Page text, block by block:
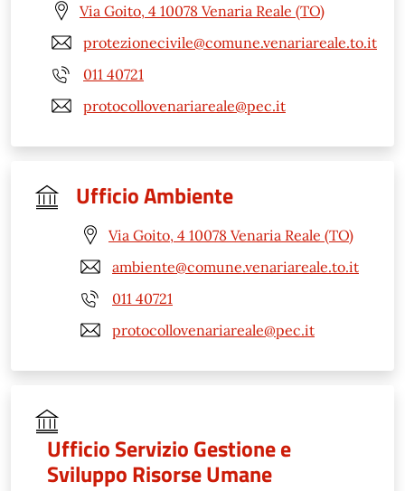
Via Goito, 4 10078 Venaria Reale (TO)
protezionecivile@comune.venariareale.to.it
011 40721
protocollovenariareale@pec.it
Ufficio Ambiente
Via Goito, 4 10078 Venaria Reale (TO)
ambiente@comune.venariareale.to.it
011 40721
protocollovenariareale@pec.it
Ufficio Servizio Gestione e
Sviluppo Risorse Umane